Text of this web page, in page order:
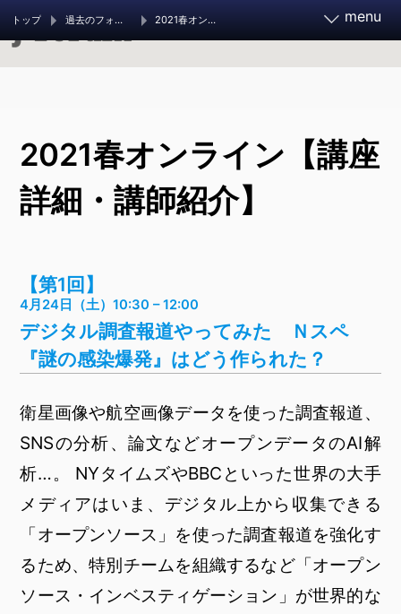
トップ 過去のフォーラム 2021春オンライン​【講座詳細・講師紹介】 menu
11月21～23日 開催決定
お知らせ
フォーラムとは
調査報道の手引き
旧参加者ページ
2021春オンライン​【講座
詳細・講師紹介】
【第1回】
4月24日（土）10:30 – 12:00
デジタル調査報道やってみた Ｎスペ
『謎の感染爆発』はどう作られた？
衛星画像や航空画像データを使った調査報道、
SNSの分析、論文などオープンデータのAI解
析…。 NYタイムズやBBCといった世界の大手
メディアはいま、デジタル上から収集できる
「オープンソース」を使った調査報道を強化す
るため、特別チームを組織するなど「オープン
ソース・インベスティゲーション」が世界的な